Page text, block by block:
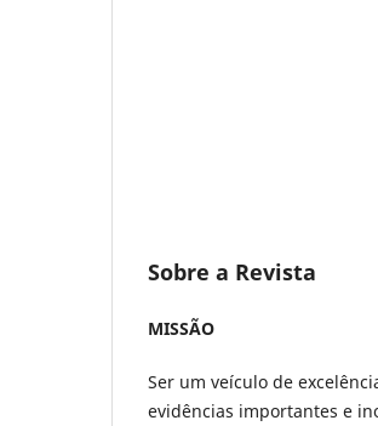
Sobre a Revista
MISSÃO
Ser um veículo de
evidências importantes e